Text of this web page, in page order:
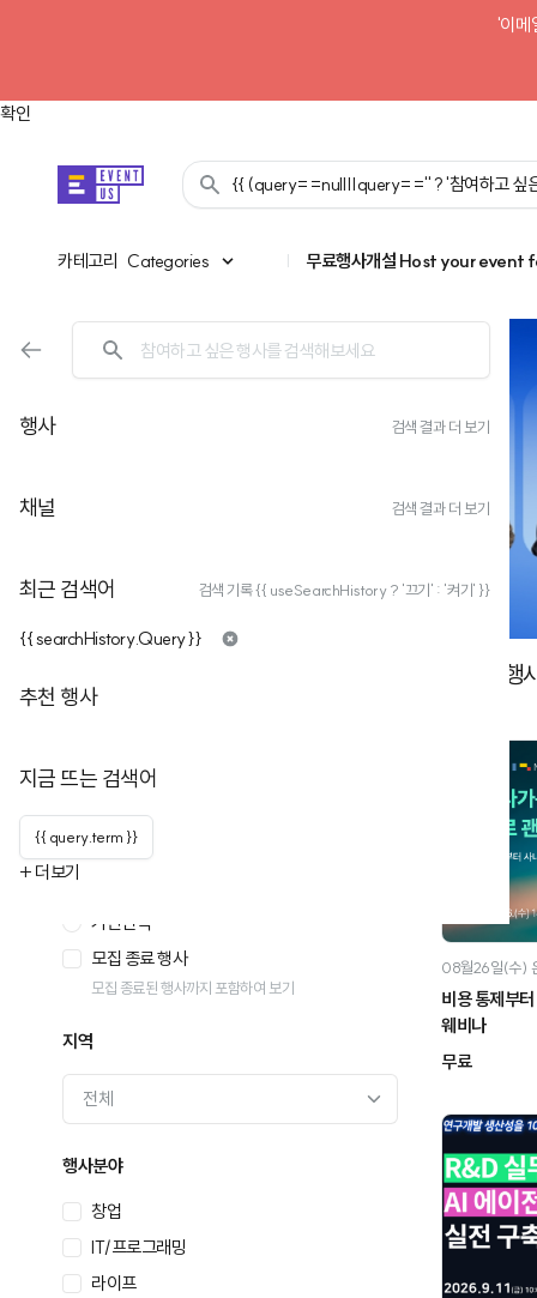
'이메
확인
{{ (query==null||query=='' ? '참여하고 싶
카테고리 Categories
카테고리 | 무료행사개설 Host your event
행사 검색 결과 더 보기
채널 검색 결과 더 보기
최근 검색어 검색 기록 {{ useSearchHistory ? '끄기' : '켜기' }}
{{ searchHistory.Query }}
추천 행사
지금 뜨는 검색어
{{ query.term }}
+ 더보기
조직 성장 속도를 뒤집는 HR 셋
모든날
오늘
이번주
기간선택
모집 종료 행사
모집 종료된 행사까지 포함하여 보기
지역
행사분야
창업
IT/프로그래밍
라이프
개의
08월26일(수)
비용 통제부
웨비나
무료